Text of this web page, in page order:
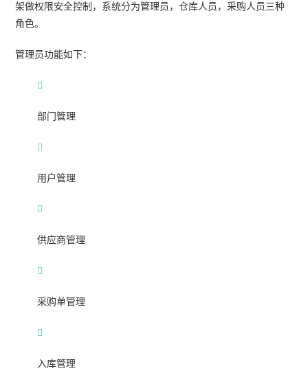
架做权限安全控制，系统分为管理员，仓库人员，采购人员三种
角色。
管理员功能如下：
部门管理
用户管理
供应商管理
采购单管理
入库管理